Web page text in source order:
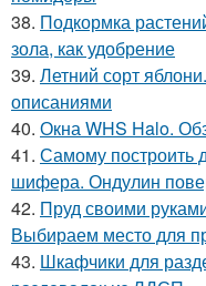
38. Подкормка
зола, как удобрение
39. Летний сорт
описаниями
40. Окна WHS Halo.
41. Самому построить
шифера. Ондулин
42. Пруд своими
Выбираем место для
43. Шкафчики для